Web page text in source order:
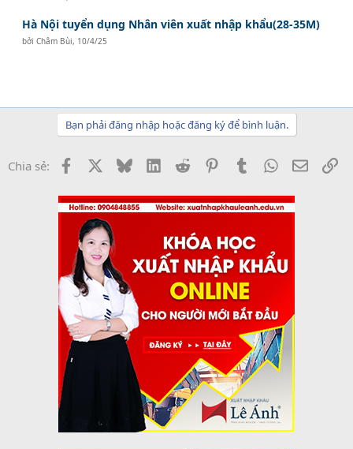
Hà Nội tuyển dụng Nhân viên xuất nhập khẩu(28-35M)
bởiChâm Bùi, 10/4/25
Bạn phải đăng nhập hoặc đăng ký để bình luận.
Chia sẻ: Facebook BlueskyLinkedInReddit PinterestTumblrWhatsApp
Email